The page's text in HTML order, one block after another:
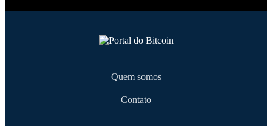
Quem somos
Contato